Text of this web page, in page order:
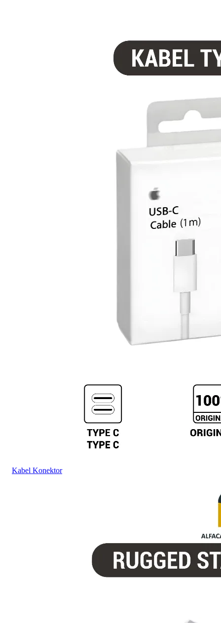
Kabel Konektor